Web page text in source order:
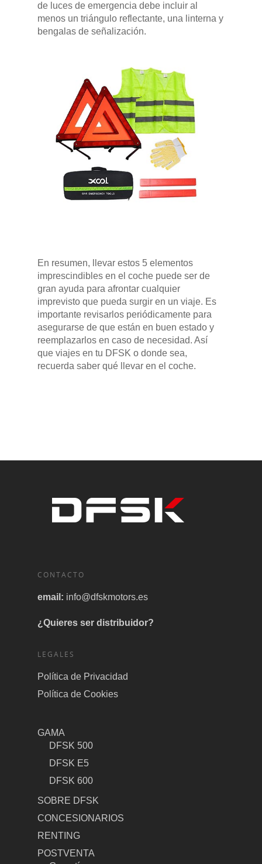
de luces de emergencia debe incluir al
menos un triángulo reflectante, una linterna y
bengalas de señalización.
En resumen, llevar estos 5 elementos
imprescindibles en el coche puede ser de
gran ayuda para afrontar cualquier
imprevisto que pueda surgir en un viaje. Es
importante revisarlos periódicamente para
asegurarse de que están en buen estado y
reemplazarlos en caso de necesidad. Así
que viajes en tu DFSK o donde sea,
recuerda saber qué llevar en el coche.
CONTACTO
email: info@dfskmotors.es
¿Quieres ser distribuidor?
LEGALES
Política de Privacidad
Política de Cookies
GAMA
DFSK 500
DFSK E5
DFSK 600
SOBRE DFSK
CONCESIONARIOS
RENTING
POSTVENTA